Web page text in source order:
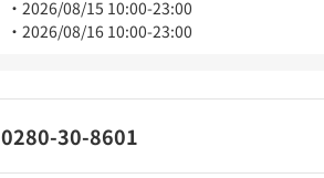
2026/08/15 10:00-23:00
2026/08/16 10:00-23:00
0280-30-8601